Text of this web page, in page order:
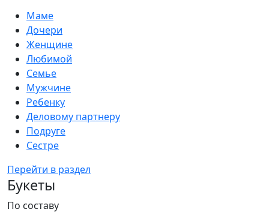
Маме
Дочери
Женщине
Любимой
Семье
Мужчине
Ребенку
Деловому партнеру
Подруге
Сестре
Перейти в раздел
Букеты
По составу